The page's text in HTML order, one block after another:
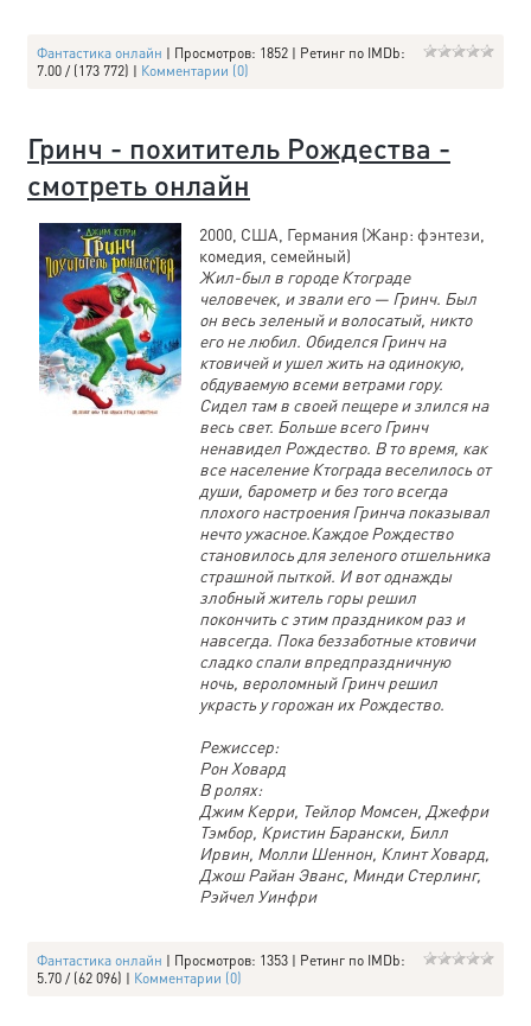
Фантастика онлайн | Просмотров: 1852 | Ретинг по IMDb:
7.00 / (173 772) | Комментарии (0)
Гринч - похититель Рождества -
смотреть онлайн
2000, США, Германия (Жанр: фэнтези,
комедия, семейный)
Жил-был в городе Ктограде
человечек, и звали его — Гринч. Был
он весь зеленый и волосатый, никто
его не любил. Обиделся Гринч на
ктовичей и ушел жить на одинокую,
обдуваемую всеми ветрами гору.
Сидел там в своей пещере и злился на
весь свет. Больше всего Гринч
ненавидел Рождество. В то время, как
все население Ктограда веселилось от
души, барометр и без того всегда
плохого настроения Гринча показывал
нечто ужасное.Каждое Рождество
становилось для зеленого отшельника
страшной пыткой. И вот однажды
злобный житель горы решил
покончить с этим праздником раз и
навсегда. Пока беззаботные ктовичи
сладко спали впредпраздничную
ночь, вероломный Гринч решил
украсть у горожан их Рождество.
Режиссер:
Рон Ховард
В ролях:
Джим Керри, Тейлор Момсен, Джефри
Тэмбор, Кристин Барански, Билл
Ирвин, Молли Шеннон, Клинт Ховард,
Джош Райан Эванс, Минди Стерлинг,
Рэйчел Уинфри
Фантастика онлайн | Просмотров: 1353 | Ретинг по IMDb:
5.70 / (62 096) | Комментарии (0)